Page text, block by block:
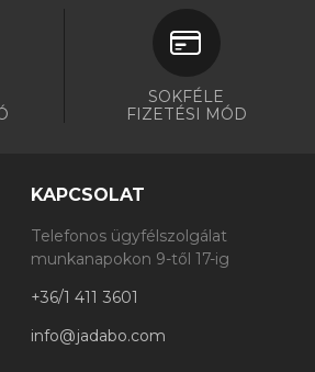
SOKFÉLE
FIZETÉSI MÓD
KAPCSOLAT
Telefonos ügyfélszolgálat
munkanapokon 9-től 17-ig
+36/1 411 3601
info@jadabo.com